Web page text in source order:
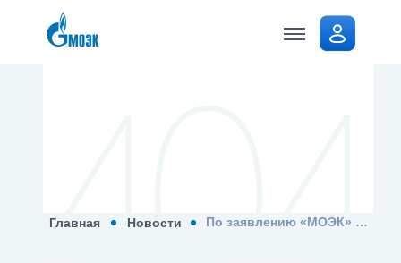
Стать
клиентом
Главная По заявлению «МОЭК» из-за долгов по теплу возбуждено уголовное дело в отношении УК «Эстейт Сервис дирекция Куркино СЗАО»
Новости